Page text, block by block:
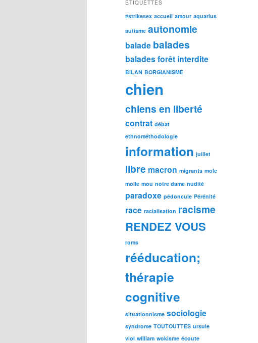
ÉTIQUETTES
#strikesex accueil amour aquarius
autisme autonomie
balade balades
balades forêt interdite
BILAN BORGIANISME
chien
chiens en liberté
contrat débat
ethnométhodologie
information juillet
libre macron migrants mole
molle mou notre dame nudité
paradoxe pédoncule Pérénité
race racialisation racisme
RENDEZ VOUS
roms
rééducation;
thérapie
cognitive
situationnisme sociologie
syndrome TOUTOUTTES ursule
viol william wokisme écoute